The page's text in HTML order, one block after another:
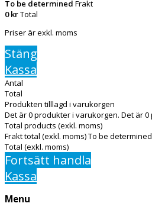
To be determined Frakt
0 krTotal
Priser är exkl. moms
Stäng
Kassa
Antal
Total
Produkten tilllagd i varukorgen
Det är0produkter i varukorgen. Det är0
Total products (exkl. moms)
Frakt total (exkl. moms)To be determined
Total (exkl. moms)
Fortsätt handla
Kassa
Menu